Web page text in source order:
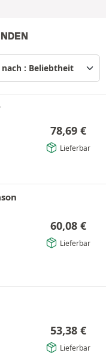
78,69 €
Lieferbar
60,08 €
Lieferbar
53,38 €
Lieferbar